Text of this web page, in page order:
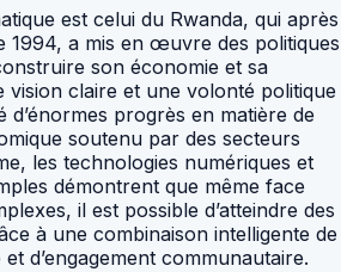
est celui du Rwanda, qui après
1994, a mis en œuvre des politiques
son économie et sa
vision claire et une volonté politique
progrès en matière de
soutenu par des secteurs
les technologies numériques et
démontrent que même face
il est possible d’atteindre des
à une combinaison intelligente de
d’engagement communautaire.